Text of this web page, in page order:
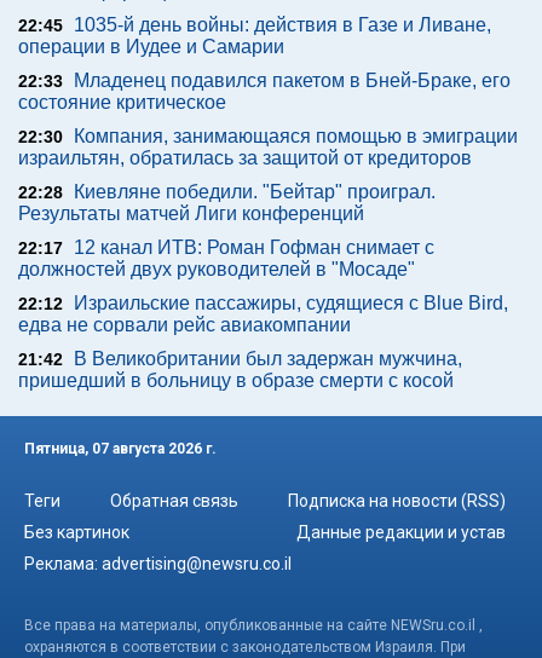
22:45
1035-й день войны: действия в Газе и Ливане,
операции в Иудее и Самарии
22:33
Младенец подавился пакетом в Бней-Браке, его
состояние критическое
22:30
Компания, занимающаяся помощью в эмиграции
израильтян, обратилась за защитой от кредиторов
22:28
Киевляне победили. "Бейтар" проиграл.
Результаты матчей Лиги конференций
22:17
12 канал ИТВ: Роман Гофман снимает с
должностей двух руководителей в "Мосаде"
22:12
Израильские пассажиры, судящиеся с Blue Bird,
едва не сорвали рейс авиакомпании
21:42
В Великобритании был задержан мужчина,
пришедший в больницу в образе смерти с косой
Пятница, 07 августа 2026 г.
Теги Обратная связь
Подписка на новости (RSS)
Без картинок
Данные редакции и устав
Реклама: advertising@newsru.co.il
Все права на материалы, опубликованные на сайте NEWSru.co.il ,
охраняются в соответствии с законодательством Израиля. При